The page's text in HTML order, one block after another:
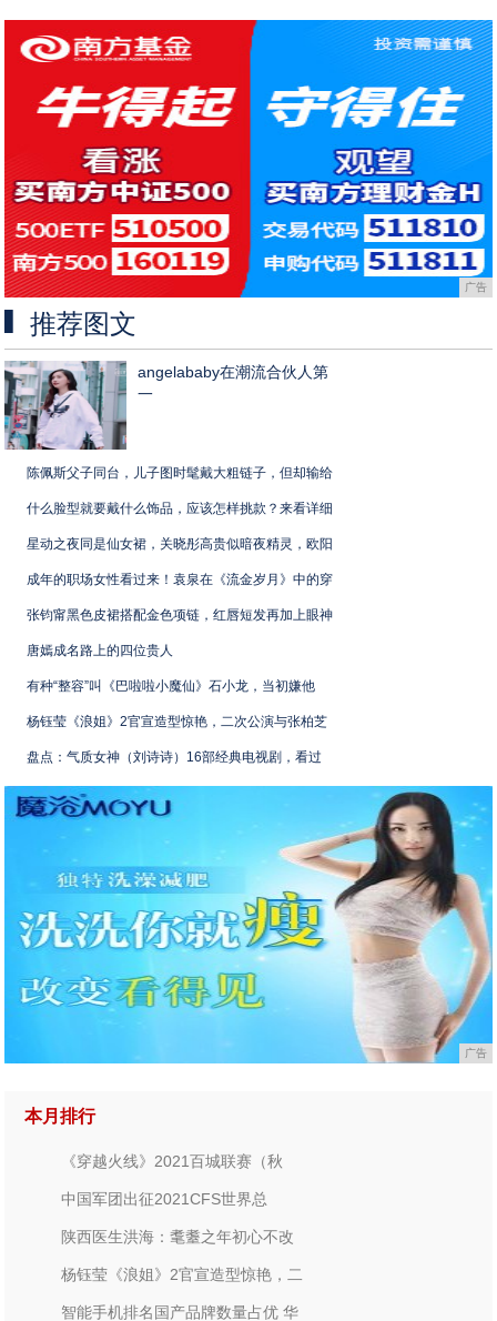
广告
推荐图文
angelababy在潮流合伙人第
一
陈佩斯父子同台，儿子图时髦戴大粗链子，但却输给
什么脸型就要戴什么饰品，应该怎样挑款？来看详细
星动之夜同是仙女裙，关晓彤高贵似暗夜精灵，欧阳
成年的职场女性看过来！袁泉在《流金岁月》中的穿
张钧甯黑色皮裙搭配金色项链，红唇短发再加上眼神
唐嫣成名路上的四位贵人
有种“整容”叫《巴啦啦小魔仙》石小龙，当初嫌他
杨钰莹《浪姐》2官宣造型惊艳，二次公演与张柏芝
盘点：气质女神（刘诗诗）16部经典电视剧，看过
广告
本月排行
《穿越火线》2021百城联赛（秋
中国军团出征2021CFS世界总
陕西医生洪海：耄耋之年初心不改
杨钰莹《浪姐》2官宣造型惊艳，二
智能手机排名国产品牌数量占优 华